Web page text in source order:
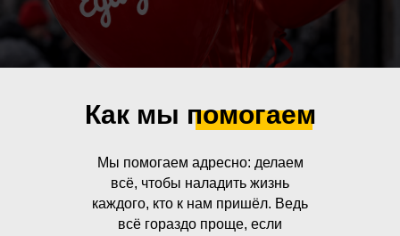
Как мы помогаем
Мы помогаем адресно: делаем
всё, чтобы наладить жизнь
каждого, кто к нам пришёл. Ведь
всё гораздо проще, если